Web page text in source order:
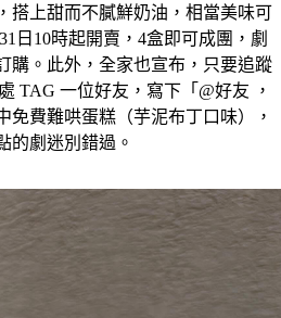
搭上甜而不膩鮮奶油，相當美味可
日10時起開賣，4盒即可成團，劇
購。此外，全家也宣布，只要追蹤
TAG 一位好友，寫下「@好友 ，
免費難哄蛋糕（芋泥布丁口味），
的劇迷別錯過。